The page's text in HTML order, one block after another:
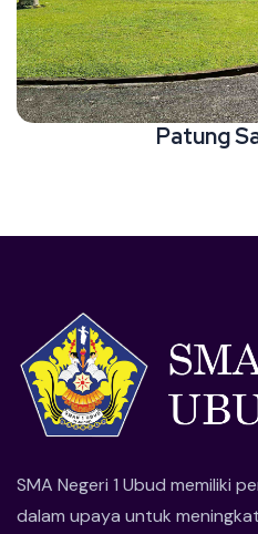
Patung
SMA Negeri 1 Ubud memiliki
dalam upaya untuk